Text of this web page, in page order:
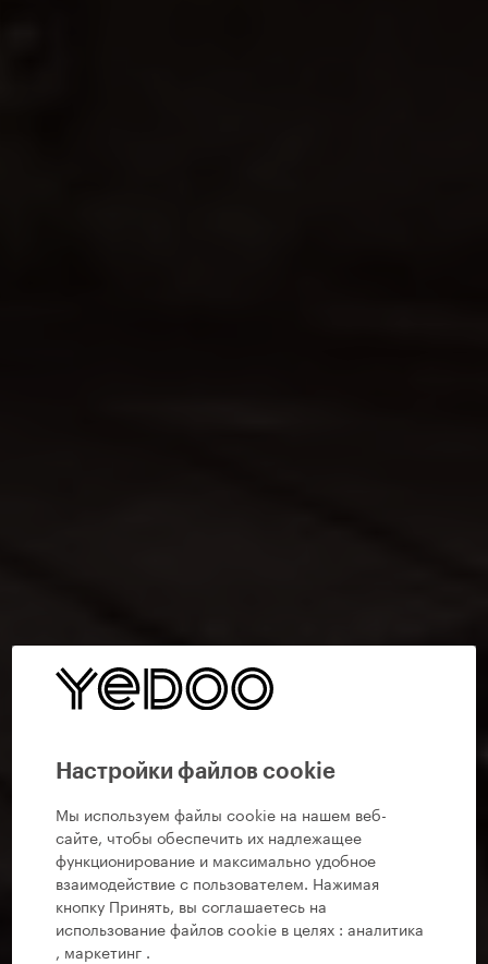
Настройки файлов cookie
Мы используем файлы cookie на нашем веб-
сайте, чтобы обеспечить их надлежащее
функционирование и максимально удобное
взаимодействие с пользователем. Нажимая
кнопку Принять, вы соглашаетесь на
использование файлов cookie в целях :аналитика
, маркетинг .